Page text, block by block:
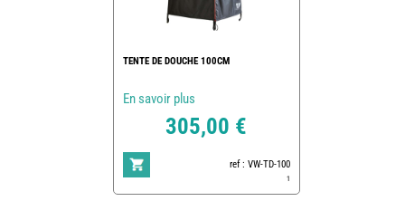
TENTE DE DOUCHE 100CM
En savoir plus
305,00 €
ref : VW-TD-100
1